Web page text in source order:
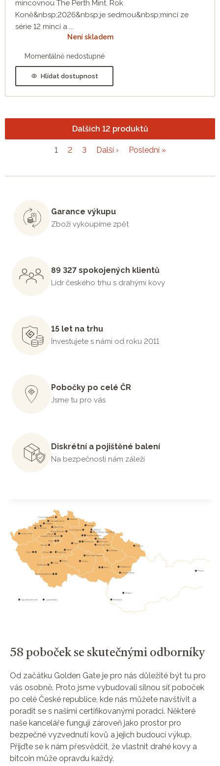
mincovnou The Perth Mint. Rok
Koně&nbsp;2026&nbsp;je sedmou&nbsp;mincí ze
série 12 mincí a ...
Není skladem
Momentálně nedostupné
Hlídat dostupnost
Dalších 12 produktů
1 2 3 Další › Poslední »
Garance výkupu
Zboží vykoupíme zpět
89 327 spokojených klientů
Lídr českého trhu s drahými kovy
15 let na trhu
Investujete s námi od roku 2011
Pobočky po celé ČR
Jsme tu pro vás
Diskrétní a pojištěné balení
Na bezpečnosti nám záleží
58 poboček se skutečnými odborníky
Od začátku Golden Gate je pro nás důležité být tu pro
vás osobně. Proto jsme vybudovali silnou síť poboček
po celé České republice, kde nás můžete navštívit a
poradit se s našimi certifikovanými poradci. Některé
naše kanceláře fungují zároveň jako prostor pro
bezpečné vyzvednutí kovů a jejich budoucí výkup.
Přijďte se k nám přesvědčit, že vlastnit drahé kovy a
bitcoin může opravdu každý.